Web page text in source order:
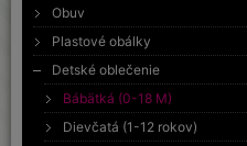
Obuv
Plastové obálky
Detské oblečenie
Bábätká (0-18 M)
Dievčatá (1-12 rokov)